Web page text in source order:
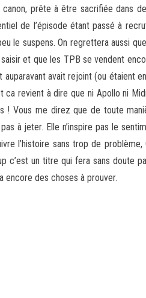
prête à être sacrifiée dans
de l’épisode étant passé à
le suspens. On regrettera aussi
et que les TPB se vendent
avait rejoint (ou étaient
ca revient à dire que ni Apollo ni
! Vous me direz que de toute
à jeter. Elle n’inspire pas le
l’histoire sans trop de problème,
c’est un titre qui fera sans doute
encore des choses à prouver.